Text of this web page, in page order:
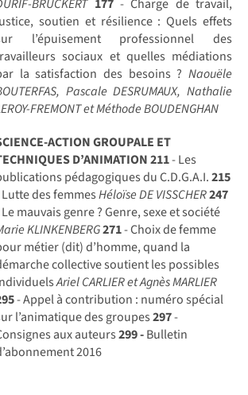
BRUCKERT 177- Charge de travail,
soutien et résilience : Quels effets
l’épuisement professionnel des
sociaux et quelles médiations
la satisfaction des besoins ? Naouële
Pascale DESRUMAUX, Nathalie
FREMONT et Méthode BOUDENGHAN
ACTION GROUPALE ET
D’ANIMATION211- Les
pédagogiques du C.D.G.A.I.215
des femmesHéloïse DE VISSCHER247
mauvais genre ? Genre, sexe et société
KLINKENBERG271- Choix de femme
métier (dit) d’homme, quand la
collective soutient les possibles
Ariel CARLIER et Agnès MARLIER
- Appel à contribution : numéro spécial
l’animatique des groupes297-
aux auteurs299 -Bulletin
2016